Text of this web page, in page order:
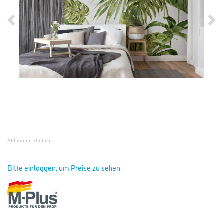
Abbildung ähnlich
Bitte einloggen, um Preise zu sehen